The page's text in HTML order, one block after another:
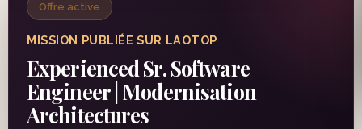
Offre active
MISSION PUBLIÉE SUR LAOTOP
Experienced Sr. Software
Engineer | Modernisation
Architectures